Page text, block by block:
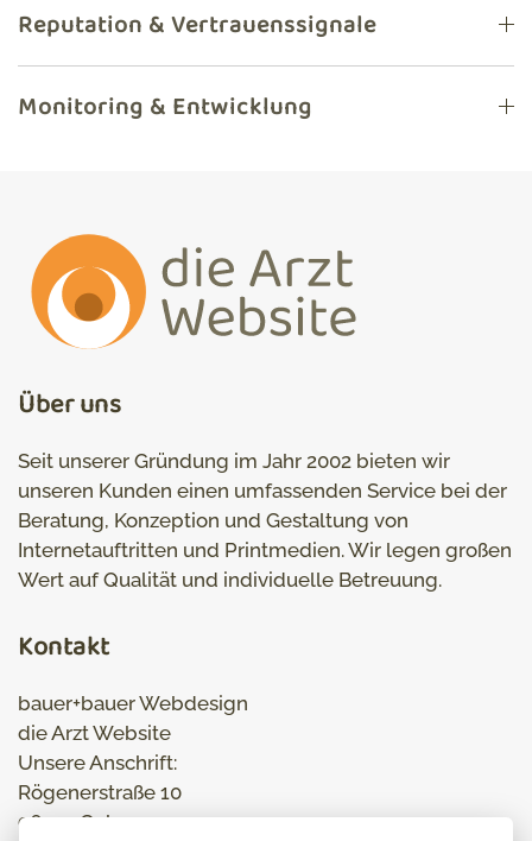
Reputation & Vertrauenssignale
Monitoring & Entwicklung
Über uns
Seit unserer Gründung im Jahr 2002 bieten wir
unseren Kunden einen umfassenden Service bei der
Beratung, Konzeption und Gestaltung von
Internetauftritten und Printmedien. Wir legen großen
Wert auf Qualität und individuelle Betreuung.
Kontakt
bauer+bauer Webdesign
die Arzt Website
Unsere Anschrift:
Rögenerstraße 10
96450 Coburg